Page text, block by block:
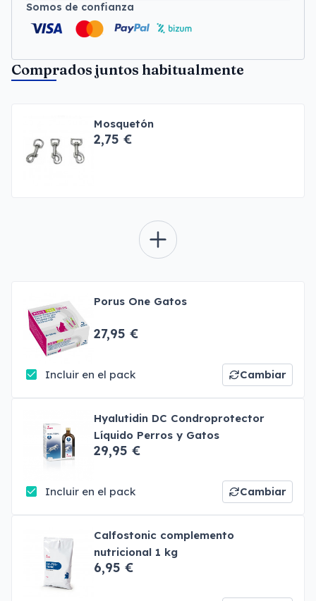
Somos de confianza
Comprados juntos habitualmente
Mosquetón
2,75 €
Porus One Gatos
27,95 €
Incluir en el pack Cambiar
Hyalutidin DC Condroprotector
Líquido Perros y Gatos
29,95 €
Incluir en el pack Cambiar
Calfostonic complemento
nutricional 1 kg
6,95 €